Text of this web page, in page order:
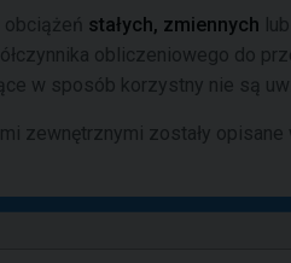
stałych, zmiennych lub
obliczeniowego do
w sposób korzystny nie są
zewnętrznymi zostały